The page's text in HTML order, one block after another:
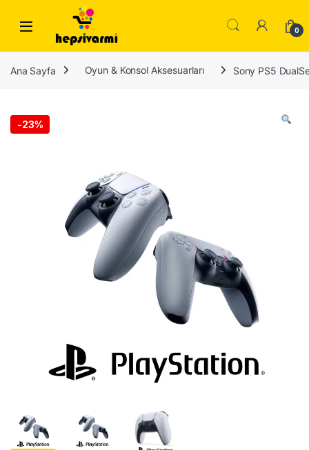
Skip to navigation
0
Ana Sayfa Oyun & Konsol Aksesuarları Sony PS5
-23%